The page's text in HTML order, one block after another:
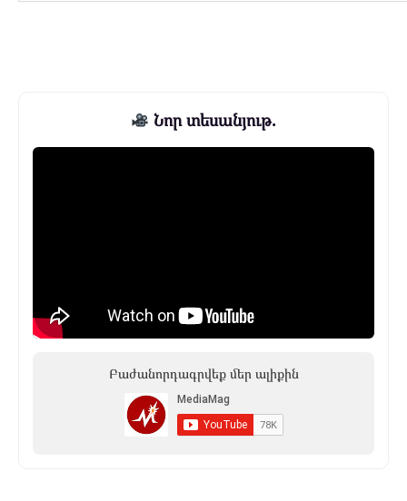
Նոր տեսանյութ.
Բաժանորդագրվեք մեր ալիքին